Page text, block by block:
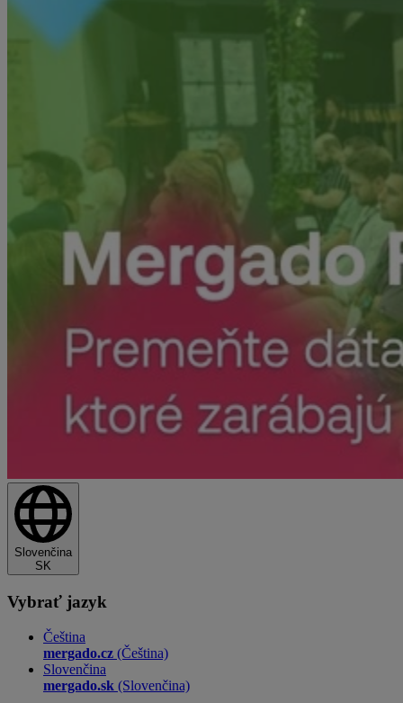
Slovenčina
SK
Vybrať jazyk
Čeština
mergado.cz (Čeština)
Slovenčina
mergado.sk (Slovenčina)